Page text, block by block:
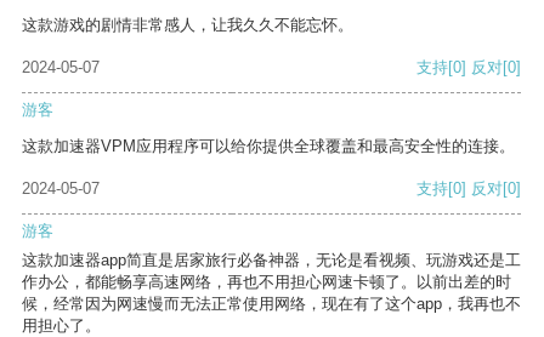
这款游戏的剧情非常感人，让我久久不能忘怀。
2024-05-07 支持[0] 反对[0]
游客
这款加速器VPM应用程序可以给你提供全球覆盖和最高安全性的连接。
2024-05-07 支持[0] 反对[0]
游客
这款加速器app简直是居家旅行必备神器，无论是看视频、玩游戏还是工
作办公，都能畅享高速网络，再也不用担心网速卡顿了。以前出差的时
候，经常因为网速慢而无法正常使用网络，现在有了这个app，我再也不
用担心了。